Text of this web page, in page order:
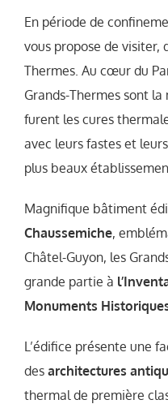
En période de
vous propose de visiter,
Thermes. Au cœur du
Grands-Thermes sont
furent les cures
avec leurs fastes et
plus beaux
Magnifique bâtiment
Chaussemiche,
Châtel-Guyon, les
grande partie à
Monuments
L’édifice présente une
des architectures
thermal de première